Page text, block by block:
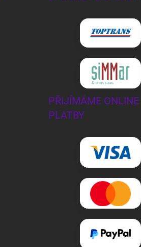
PŘIJÍMÁME ONLINE
PLATBY